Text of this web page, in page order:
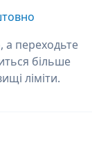
а переходьте
більше
ліміти.